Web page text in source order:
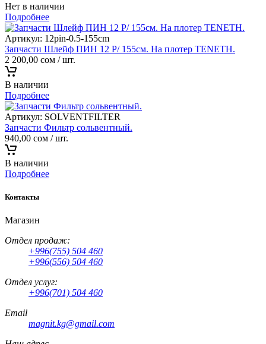
Нет в наличии
Подробнее
Артикул: 12pin-0.5-155cm
Запчасти Шлейф ПИН 12 P/ 155см. На плотер TENETH.
2 200,00 сом / шт.
В наличии
Подробнее
Артикул: SOLVENTFILTER
Запчасти Фильтр сольвентный.
940,00 сом / шт.
В наличии
Подробнее
Контакты
Магазин
Отдел продаж:
+996(755) 504 460
+996(556) 504 460
Отдел услуг:
+996(701) 504 460
Email
magnit.kg@gmail.com